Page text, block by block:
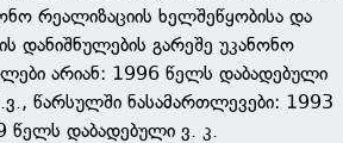
რეალიზაციის ხელშეწყობისა და
დანიშნულების გარეშე უკანონო
არიან: 1996 წელს დაბადებული
წარსულში ნასამართლევები: 1993
წელს დაბადებული ვ. კ.